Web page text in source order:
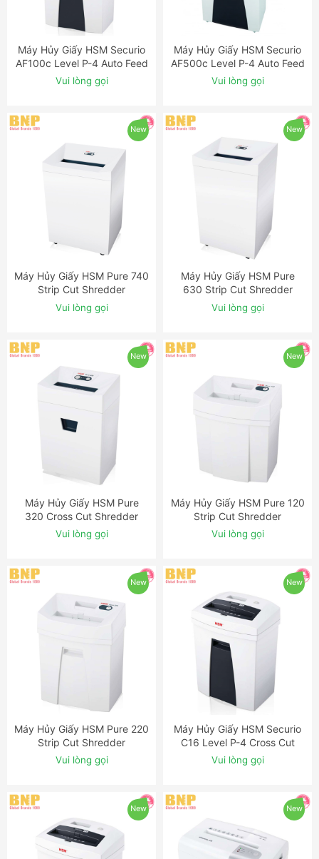
ĐẶT NGAY
Máy Hủy Giấy HSM Securio
AF100c Level P-4 Auto Feed
Shredder
Vui lòng gọi
ĐẶT NGAY
Máy Hủy Giấy HSM Securio
AF500c Level P-4 Auto Feed
Shredder
Vui lòng gọi
New
ĐẶT NGAY
Máy Hủy Giấy HSM Pure 740
Strip Cut Shredder
Vui lòng gọi
New
ĐẶT NGAY
Máy Hủy Giấy HSM Pure
630 Strip Cut Shredder
Vui lòng gọi
New
ĐẶT NGAY
Máy Hủy Giấy HSM Pure
320 Cross Cut Shredder
Vui lòng gọi
New
ĐẶT NGAY
Máy Hủy Giấy HSM Pure 120
Strip Cut Shredder
Vui lòng gọi
New
ĐẶT NGAY
Máy Hủy Giấy HSM Pure 220
Strip Cut Shredder
Vui lòng gọi
New
ĐẶT NGAY
Máy Hủy Giấy HSM Securio
C16 Level P-4 Cross Cut
Shredder
Vui lòng gọi
New New